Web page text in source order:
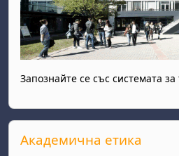
Запознайте се със системата
Прескочи Академична етика
Академична етика